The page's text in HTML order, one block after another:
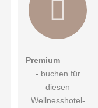
Premium
- buchen für
diesen
Wellnesshotel-